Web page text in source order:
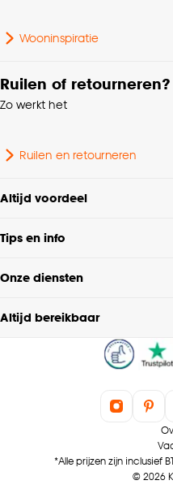
Wooninspiratie
Ruilen of retourneren?
Zo werkt het
Ruilen en retourneren
Altijd voordeel
Tips en info
Onze diensten
Altijd bereikbaar
*Alle prijzen zijn inclusief
© 2026